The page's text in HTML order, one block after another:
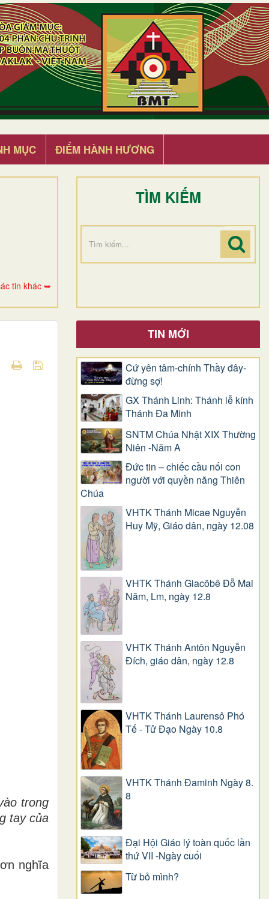
MỤC ĐIỂM HÀNH HƯƠNG
tin khác ➥
TÌM KIẾM
trong
tay của
nghĩa
TIN MỚI
Cứ yên tâm-chính Thầy đây-
đừng sợ!
GX Thánh Linh: Thánh lễ kính
Thánh Đa Minh
SNTM Chúa Nhật XIX Thường
Niên -Năm A
Đức tin – chiếc cầu nối con
người với quyền năng Thiên
Chúa
VHTK Thánh Micae Nguyễn
Huy Mỹ, Giáo dân, ngày 12.08
VHTK Thánh Giacôbê Ðỗ Mai
Năm, Lm, ngày 12.8
VHTK Thánh Antôn Nguyễn
Ðích, giáo dân, ngày 12.8
VHTK Thánh Laurensô Phó
Tế - Tử Đạo Ngày 10.8
VHTK Thánh Đaminh Ngày 8.
8
Đại Hội Giáo lý toàn quốc lần
thứ VII -Ngày cuối
Từ bỏ mình?